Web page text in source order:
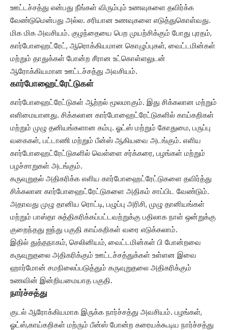
ஊட்டச்சத்து என்பது நீங்கள் விரும்பும் உணவுகளை தவிர்க்க
வேண்டுமென்பது அல்ல. சரியான உணவுகளை எடுத்துகொள்வது.
மிக மிக அவசியம். குழந்தையை பெற முயற்சிக்கும் போது புரதம்,
கார்போஹைட்ரேட், ஆரொக்கியமான கொழுப்புகள், வைட்டமின்கள்
மற்றும் தாதுக்கள் போன்ற சீரான உட்கொள்ளலுடன்
ஆரோக்கியமான ஊட்டச்சத்து அவசியம்.
கார்போஹைட்ரேட்டுகள்
கார்போஹைட்ரேட்டுகள் ஆற்றல் மூலமாகும். இது சிக்கலான மற்றும்
எளிமையானது. சிக்கலான கார்போஹைட்ரேட்டுகளில் காய்கறிகள்
மற்றும் முழு தனியங்களான கம்பு. ஓட்ஸ் மற்றும் கோதுமை, பருப்பு
வகைகள், பட்டாணி மற்றும் பீன்ஸ் ஆகியவை அடங்கும். எளிய
கார்போஹைட்ரேட்டுகளில் வெள்ளை சர்க்கரை, பழங்கள் மற்றும்
பழச்சாறுகள் அடங்கும்.
கருவுறுதல் அதிகரிக்க எளிய கார்போஹைட்ரேட்டுகளை தவிர்த்து
சிக்கலான கார்போஹைட்ரேட்டுகளை அதிகம் சாப்பிட வேண்டும்.
அதாவது முழு தானிய ரொட்டி, பழுப்பு அரிசி, முழு தானியங்கள்
மற்றும் பாஸ்தா சுத்திகரிக்கப்பட்டவற்றுக்கு பதிலாக நாள் ஒன்றுக்கு
குறைந்தது ஐந்து பகுதி காய்கறிகள் வரை எடுக்கலாம்.
இதில் துத்தநாகம், செலினியம், வைட்டமின்கள் பி போன்றவை
கருவுறுதலை அதிகரிக்கும் ஊட்டச்சத்துக்கள் உள்ளன இவை
ஹார்மோன் சமநிலைப்படுத்தும் கருவுறுதலை அதிகரிக்கும்
உணவின் இன்றியமையாத பகுதி.
நார்ச்சத்து
குடல் ஆரோக்கியமாக இருக்க நார்ச்சத்து அவசியம். பழங்கள்,
ஓட்ஸ்,காய்கறிகள் மற்ரும் பீன்ஸ் போன்ற கரையக்கூடிய நார்ச்சத்து